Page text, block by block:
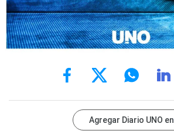
Agregar Diario UNO en